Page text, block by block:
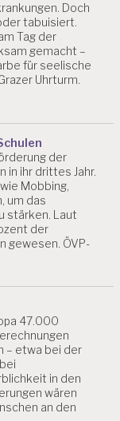
Doch
tabuisiert.
Tag der
gemacht –
für seelische
Uhrturm.
der
in ihr drittes Jahr.
Mobbing,
um das
stärken. Laut
der
gewesen. ÖVP-
47.000
– etwa bei der
in den
wären
an den